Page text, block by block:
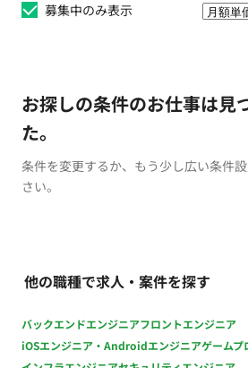
募集中のみ表示
お探しの条件のお仕事は見
た。
条件を変更するか、もう少し広い条件
さい。
他の職種で求人・案件を探す
バックエンドエンジニアフロントエンジニア
iOSエンジニア・Androidエンジニアゲームプ